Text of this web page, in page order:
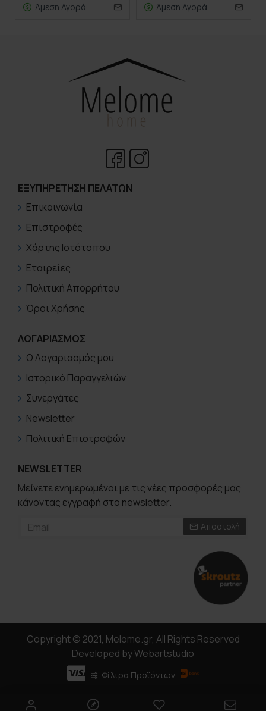
Άμεση Αγορά Άμεση Αγορά
ΕΞΥΠΗΡΈΤΗΣΗ ΠΕΛΑΤΏΝ
Επικοινωνία
Επιστροφές
Χάρτης Ιστότοπου
Εταιρείες
Πολιτική Απορρήτου
Όροι Χρήσης
ΛΟΓΑΡΙΑΣΜΟΣ
Ο Λογαριασμός μου
Ιστορικό Παραγγελιών
Συνεργάτες
Newsletter
Πολιτική Επιστροφών
NEWSLETTER
Μείνετε ενημερωμένοι με τις νέες προσφορές μας
κάνοντας εγγραφή στο newsletter.
Αποστολή
Copyright © 2021, Melome.gr, All Rights Reserved
Developed by Webartstudio
Φίλτρα Προϊόντων